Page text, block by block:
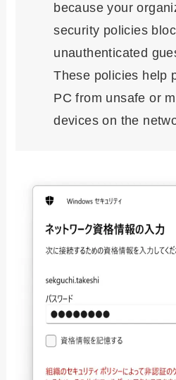
because your
security policies
unauthenticated
These policies help
PC from unsafe or
devices on the